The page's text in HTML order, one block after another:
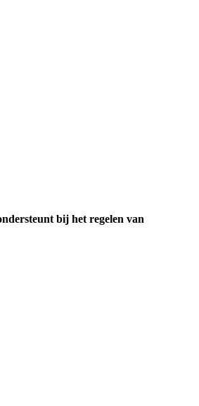
bij het regelen van